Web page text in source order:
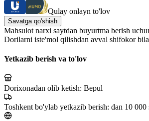
Qulay onlayn to'lov
Savatga qo'shish
Mahsulot narxi saytdan buyurtma berish
Dorilarni iste'mol qilishdan avval shifokor
Yetkazib berish va to'lov
Dorixonadan olib ketish: Bepul
Toshkent bo'ylab yetkazib berish: dan 10 000